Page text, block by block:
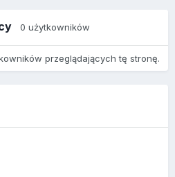
0 użytkowników
przeglądających tę stronę.